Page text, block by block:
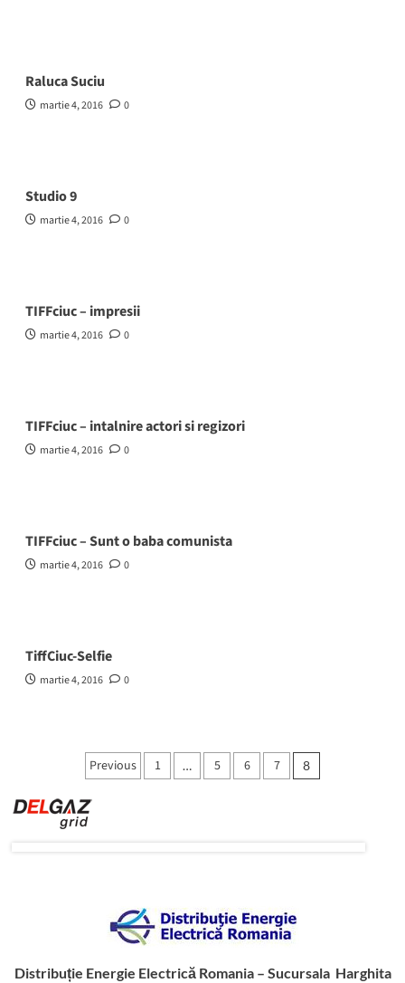
Raluca Suciu
martie 4, 2016 0
Studio 9
martie 4, 2016 0
TIFFciuc – impresii
martie 4, 2016 0
TIFFciuc – intalnire actori si regizori
martie 4, 2016 0
TIFFciuc – Sunt o baba comunista
martie 4, 2016 0
TiffCiuc-Selfie
martie 4, 2016 0
Paginație
articole
Previous 1 … 5 6 7 8
Distribuție Energie Electrică Romania – Sucursala Harghita